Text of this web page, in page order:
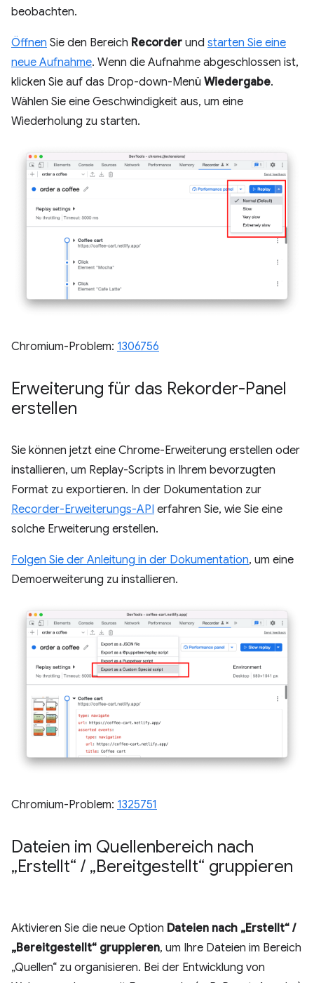
beobachten.
Öffnen Sie den Bereich Recorder und starten Sie eine
neue Aufnahme. Wenn die Aufnahme abgeschlossen ist,
klicken Sie auf das Drop-down-Menü Wiedergabe.
Wählen Sie eine Geschwindigkeit aus, um eine
Wiederholung zu starten.
Chromium-Problem: 1306756
Erweiterung für das Rekorder-Panel
erstellen
Sie können jetzt eine Chrome-Erweiterung erstellen oder
installieren, um Replay-Scripts in Ihrem bevorzugten
Format zu exportieren. In der Dokumentation zur
Recorder-Erweiterungs-API erfahren Sie, wie Sie eine
solche Erweiterung erstellen.
Folgen Sie der Anleitung in der Dokumentation, um eine
Demoerweiterung zu installieren.
Chromium-Problem: 1325751
Dateien im Quellenbereich nach
„Erstellt“ / „Bereitgestellt“ gruppieren
Aktivieren Sie die neue Option Dateien nach „Erstellt“ /
„Bereitgestellt“ gruppieren, um Ihre Dateien im Bereich
„Quellen“ zu organisieren. Bei der Entwicklung von